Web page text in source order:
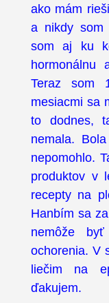
ako mám
a nikdy som
som aj ku
hormonálnu
Teraz som
mesiacmi sa
to dodnes,
nemala.
nepomohlo.
produktov v
recepty na
Hanbím sa
nemôže
ochorenia. V
liečim na
ďakujem.